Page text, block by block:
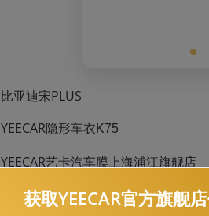
比亚迪宋PLUS
YEECAR隐形车衣K75
YEECAR艺卡汽车膜上海浦江旗舰店
上海市闵行区立跃路3039号A栋101
获取YEECAR官方旗舰